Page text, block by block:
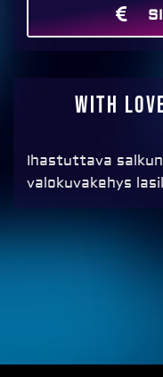
With
Ihastuttava
valokuvakehys